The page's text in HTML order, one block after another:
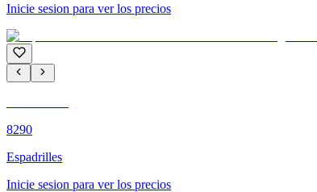
Inicie sesion para ver los precios
8290
Espadrilles
Inicie sesion para ver los precios